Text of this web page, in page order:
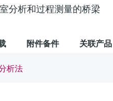
分析和过程测量的桥梁
附件备件 关联产品
析法